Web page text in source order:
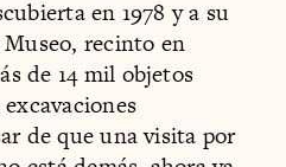
en 1978 y a su
recinto en
de 14 mil objetos
de que una visita por